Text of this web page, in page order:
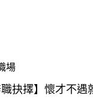
場
抉擇】懷才不